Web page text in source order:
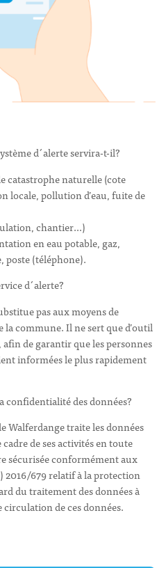
d´alerte servira-t-il?
catastrophe naturelle (cote
locale, pollution d’eau, fuite de
chantier…)
en eau potable, gaz,
poste (téléphone).
d´alerte?
pas aux moyens de
la commune. Il ne sert que d’outil
de garantir que les personnes
informées le plus rapidement
confidentialité des données?
Walferdange traite les données
de ses activités en toute
sécurisée conformément aux
2016/679 relatif à la protection
du traitement des données à
de ces données.